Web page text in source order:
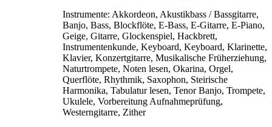
Instrumente: Akkordeon, Akustikbass / Bassgitarre,
Banjo, Bass, Blockflöte, E-Bass, E-Gitarre, E-Piano,
Geige, Gitarre, Glockenspiel, Hackbrett,
Instrumentenkunde, Keyboard, Keyboard, Klarinette,
Klavier, Konzertgitarre, Musikalische Früherziehung,
Naturtrompete, Noten lesen, Okarina, Orgel,
Querflöte, Rhythmik, Saxophon, Steirische
Harmonika, Tabulatur lesen, Tenor Banjo, Trompete,
Ukulele, Vorbereitung Aufnahmeprüfung,
Westerngitarre, Zither